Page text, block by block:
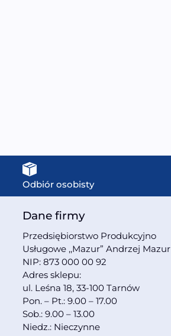
Odbiór osobisty
Dane firmy
Przedsiębiorstwo Produkcyjno
Usługowe ,,Mazur” Andrzej Mazur
NIP: 873 000 00 92
Adres sklepu:
ul. Leśna 18, 33-100 Tarnów
Pon. – Pt.: 9.00 – 17.00
Sob.: 9.00 – 13.00
Niedz.: Nieczynne